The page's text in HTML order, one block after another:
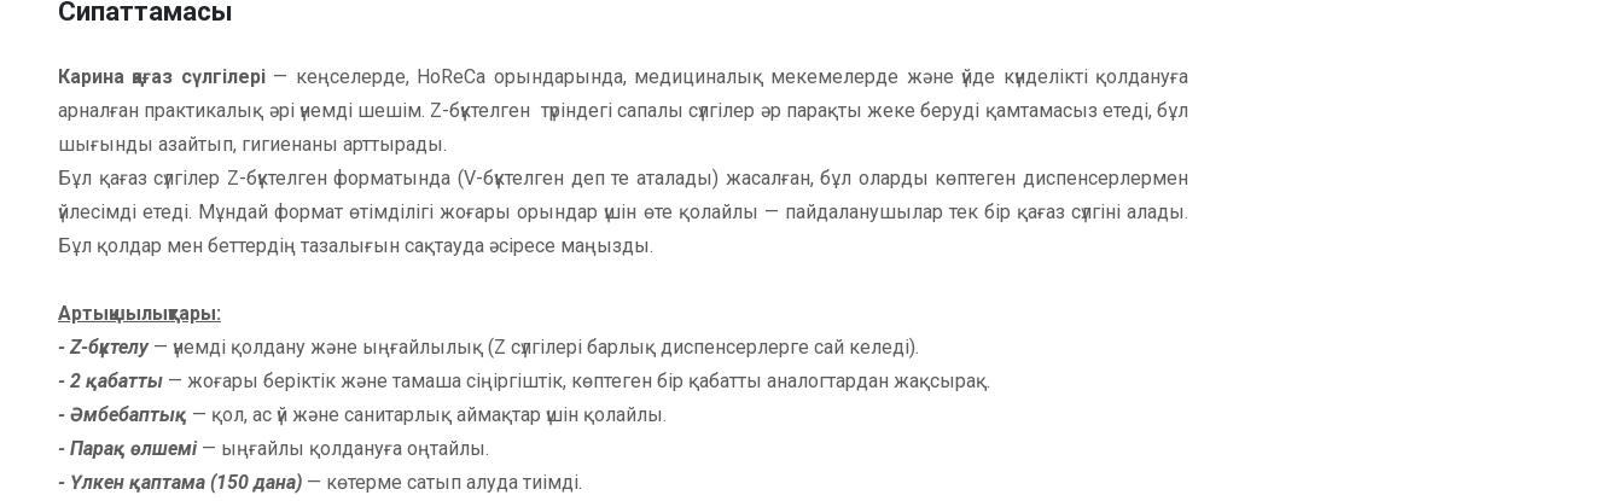
Сипаттамасы
Карина қағаз сүлгілері — кеңселерде, HoReCa орындарында, медициналық мекемелерде және үйде күнделікті қолдануға
арналған практикалық әрі үнемді шешім. Z-бүктелген түріндегі сапалы сүлгілер әр парақты жеке беруді қамтамасыз етеді, бұл
шығынды азайтып, гигиенаны арттырады.
Бұл қағаз сүлгілер Z-бүктелген форматында (V-бүктелген деп те аталады) жасалған, бұл оларды көптеген диспенсерлермен
үйлесімді етеді. Мұндай формат өтімділігі жоғары орындар үшін өте қолайлы — пайдаланушылар тек бір қағаз сүлгіні алады.
Бұл қолдар мен беттердің тазалығын сақтауда әсіресе маңызды.
Артықшылықтары:
- Z-бүктелу— үнемді қолдану және ыңғайлылық (Z сүлгілері барлық диспенсерлерге сай келеді).
- 2 қабатты — жоғары беріктік және тамаша сіңіргіштік, көптеген бір қабатты аналогтардан жақсырақ.
- Әмбебаптық — қол, ас үй және санитарлық аймақтар үшін қолайлы.
- Парақ өлшемі— ыңғайлы қолдануға оңтайлы.
- Үлкен қаптама (150 дана) — көтерме сатып алуда тиімді.